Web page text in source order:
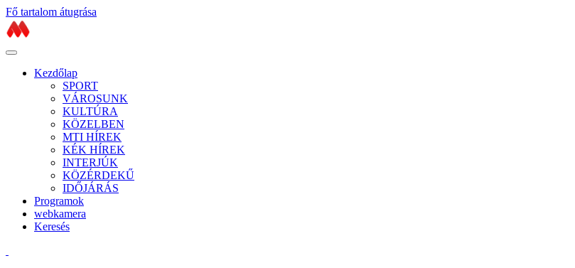
Fő tartalom átugrása
Kezdőlap
SPORT
VÁROSUNK
KULTÚRA
KÖZELBEN
MTI HÍREK
KÉK HÍREK
INTERJÚK
KÖZÉRDEKŰ
IDŐJÁRÁS
Programok
webkamera
Keresés